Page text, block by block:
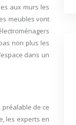
aux murs les
meubles vont
non plus les
dans un
préalable de ce
les experts en